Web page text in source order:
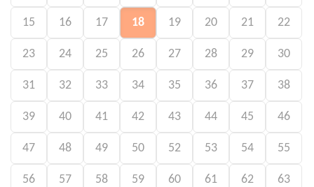
15 16 17 18 19 20 21 22
23 24 25 26 27 28 29 30
31 32 33 34 35 36 37 38
39 40 41 42 43 44 45 46
47 48 49 50 52 53 54 55
56 57 58 59 60 61 62 63